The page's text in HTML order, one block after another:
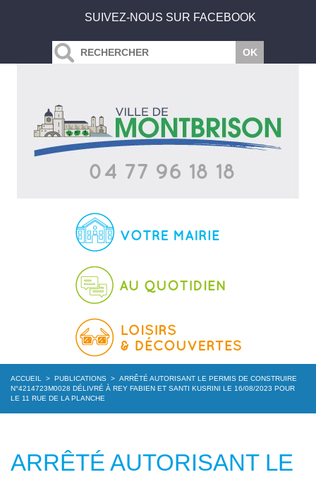
SUIVEZ-NOUS SUR FACEBOOK
ACCUEIL > PUBLICATIONS > ARRÊTÉ AUTORISANT LE PERMIS DE CONSTRUIRE
N°4214723M0028 DÉLIVRÉ À REY FABIEN ET SANTI KUSRINI LE 16/08/2023 POUR
LE 11 RUE DE LA PLANCHE
ARRÊTÉ AUTORISANT LE